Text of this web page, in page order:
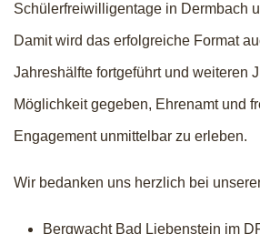
Schülerfreiwilligentage in Dermbach
Damit wird das erfolgreiche Format
Jahreshälfte fortgeführt und weiteren
Möglichkeit gegeben, Ehrenamt und
Engagement unmittelbar zu erleben.
Wir bedanken uns herzlich bei
Bergwacht Bad Liebenstein im